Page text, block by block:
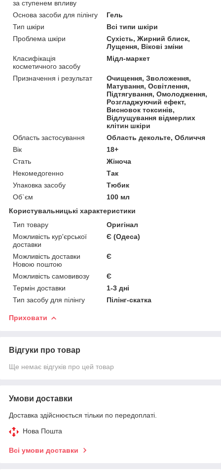
за ступенем впливу
Основа засоби для пілінгу
Гель
Тип шкіри
Всі типи шкіри
Проблема шкіри
Сухість, Жирний блиск,
Лущення, Вікові зміни
Класифікація
косметичного засобу
Мідл-маркет
Призначення і результат
Очищення, Зволоження,
Матування, Освітлення,
Підтягування, Омолодження,
Розгладжуючий ефект,
Висновок токсинів,
Відлущування відмерлих
клітин шкіри
Область застосування
Область декольте, Обличчя
Вік
18+
Стать
Жіноча
Некомедогенно
Так
Упаковка засобу
Тюбик
Об`єм
100 мл
Користувальницькі характеристики
Тип товару
Оригінал
Можливість кур'єрської
доставки
Є (Одеса)
Можливість доставки
Новою поштою
Є
Можливість самовивозу
Є
Термін доставки
1-3 дні
Тип засобу для пілінгу
Пілінг-скатка
Приховати
Відгуки про товар
Ще немає відгуків про цей товар
Умови доставки
Доставка здійснюється тільки по передоплаті.
Нова Пошта
Всі умови доставки